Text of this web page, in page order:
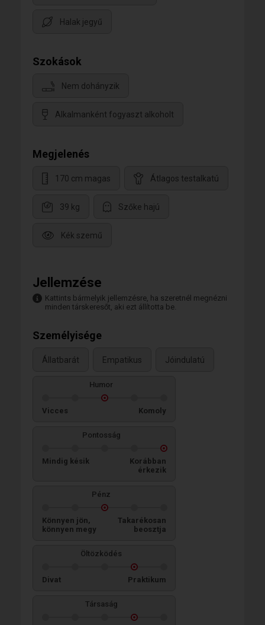
Halak jegyű
Szokások
Nem dohányzik
Alkalmanként fogyaszt alkoholt
Megjelenés
170 cm magas Átlagos testalkatú
39 kg Szőke hajú
Kék szemű
Jellemzése
Kattints bármelyik jellemzésre, ha szeretnél megnézni
minden társkeresőt, aki ezt állította be.
Személyisége
Állatbarát Empatikus Jóindulatú
Humor
Vicces Komoly
Pontosság
Mindig késik
Korábban
érkezik
Pénz
Könnyen jön,
könnyen megy
Takarékosan
beosztja
Öltözködés
Divat Praktikum
Társaság